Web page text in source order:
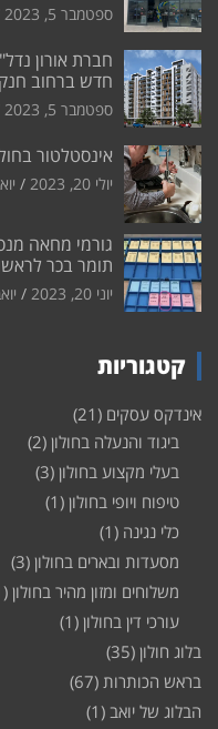
ספטמבר 5, 2023
חדש ברחוב
ספטמבר 5, 2023
אינסטלטור
יולי 20, 2023
גורמי מחאה
תומר בכר
יוני 20, 2023
קטגוריות
אינדקס עסקים (21)
ביגוד והנעלה בחולון (2)
בעלי מקצוע בחולון (3)
טיפוח ויופי בחולון (1)
כלי נגינה (1)
מסעדות ובארים בחולון (3)
משלוחים ומזון מהיר בחולון (1)
עורכי דין בחולון (1)
בלוג חולון (35)
בראש הכותרות (67)
הבלוג של יואב (1)